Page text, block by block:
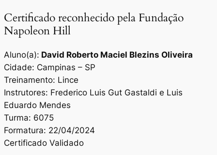
Certificado reconhecido pela Fundação
Napoleon Hill
Aluno(a): David Roberto Maciel Blezins Oliveira
Cidade: Campinas – SP
Treinamento: Lince
Instrutores: Frederico Luis Gut Gastaldi e Luis
Eduardo Mendes
Turma: 6075
Formatura: 22/04/2024
Certificado Validado